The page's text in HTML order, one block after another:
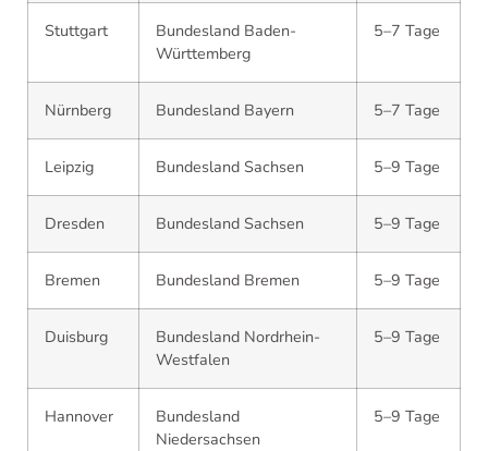
Stuttgart
Bundesland Baden-
Württemberg
5–7 Tage
Nürnberg Bundesland Bayern 5–7 Tage
Leipzig Bundesland Sachsen 5–9 Tage
Dresden Bundesland Sachsen 5–9 Tage
Bremen Bundesland Bremen 5–9 Tage
Duisburg
Bundesland Nordrhein-
Westfalen
5–9 Tage
Hannover
Bundesland
Niedersachsen
5–9 Tage